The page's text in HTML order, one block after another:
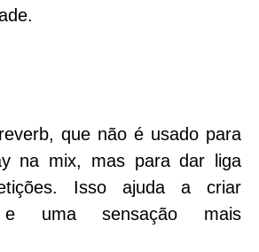
reverb, que não é usado para
na mix, mas para dar liga
Isso ajuda a criar
e uma sensação mais